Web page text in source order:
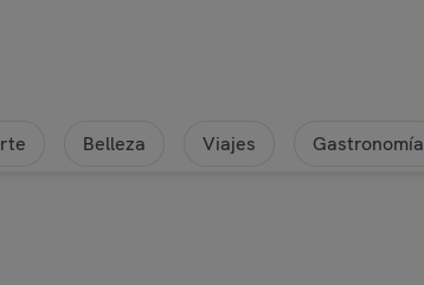
Belleza Viajes Gastronomía